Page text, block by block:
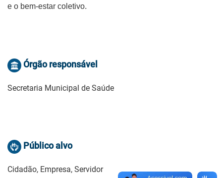
e o bem-estar coletivo.
Órgão responsável
Secretaria Municipal de Saúde
Público alvo
Cidadão, Empresa, Servidor